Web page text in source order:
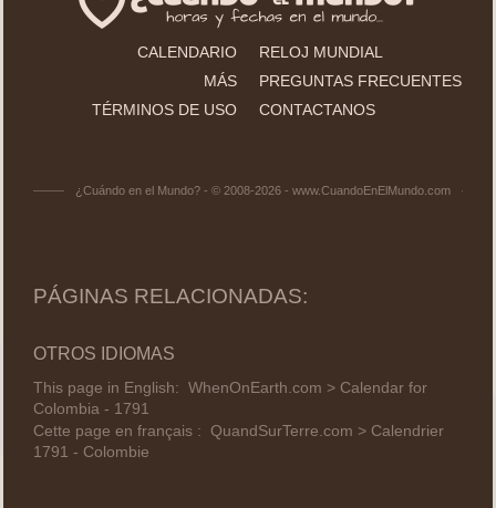
CALENDARIO
RELOJ MUNDIAL
MÁS
PREGUNTAS FRECUENTES
TÉRMINOS DE USO
CONTACTANOS
¿Cuándo en el Mundo? - © 2008-2026 - www.CuandoEnElMundo.com
PÁGINAS RELACIONADAS:
OTROS IDIOMAS
This page in English: WhenOnEarth.com > Calendar for
Colombia - 1791
Cette page en français : QuandSurTerre.com > Calendrier
1791 - Colombie